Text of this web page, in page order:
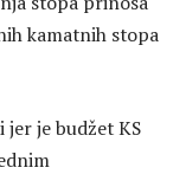
kamatnih stopa
jer je budžet KS